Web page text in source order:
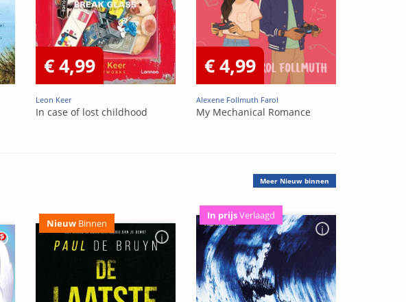
€ 4,99
Leon Keer
In case of lost childhood
€ 4,99
Alexene Follmuth Farol
My Mechanical Romance
Meer Nieuw binnen
Nieuw Binnen
In prijsVerlaagd